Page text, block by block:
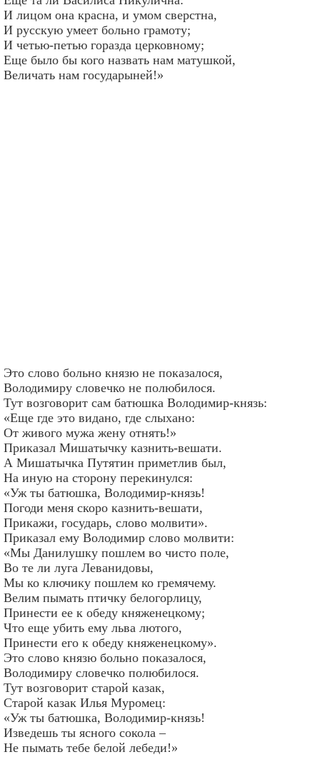
И лицом она красна, и умом сверстна,
И русскую умеет больно грамоту;
И четью-петью горазда церковному;
Еще было бы кого назвать нам матушкой,
Величать нам государыней!»
Это слово больно князю не показалося,
Володимиру словечко не полюбилося.
Тут возговорит сам батюшка Володимир-князь:
«Еще где это видано, где слыхано:
От живого мужа жену отнять!»
Приказал Мишатычку казнить-вешати.
А Мишатычка Путятин приметлив был,
На иную на сторону перекинулся:
«Уж ты батюшка, Володимир-князь!
Погоди меня скоро казнить-вешати,
Прикажи, государь, слово молвити».
Приказал ему Володимир слово молвити:
«Мы Данилушку пошлем во чисто поле,
Во те ли луга Леванидовы,
Мы ко ключику пошлем ко гремячему.
Велим пымать птичку белогорлицу,
Принести ее к обеду княженецкому;
Что еще убить ему льва лютого,
Принести его к обеду княженецкому».
Это слово князю больно показалося,
Володимиру словечко полюбилося.
Тут возговорит старой казак,
Старой казак Илья Муромец:
«Уж ты батюшка, Володимир-князь!
Изведешь ты ясного сокола –
Не пымать тебе белой лебеди!»